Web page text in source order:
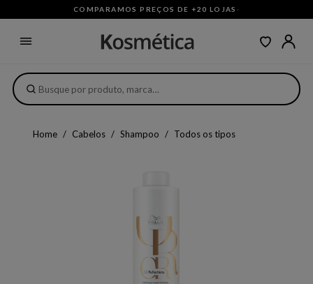
COMPARAMOS PREÇOS DE +20 LOJAS ·
Home Cabelos Shampoo Todos os tipos